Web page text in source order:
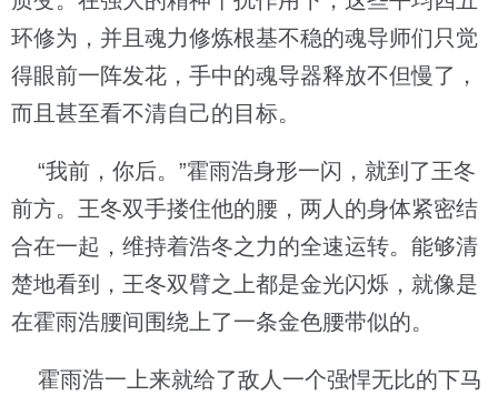
环修为，并且魂力修炼根基不稳的魂导师们只觉
得眼前一阵发花，手中的魂导器释放不但慢了，
而且甚至看不清自己的目标。
“我前，你后。”霍雨浩身形一闪，就到了王冬
前方。王冬双手搂住他的腰，两人的身体紧密结
合在一起，维持着浩冬之力的全速运转。能够清
楚地看到，王冬双臂之上都是金光闪烁，就像是
在霍雨浩腰间围绕上了一条金色腰带似的。
霍雨浩一上来就给了敌人一个强悍无比的下马